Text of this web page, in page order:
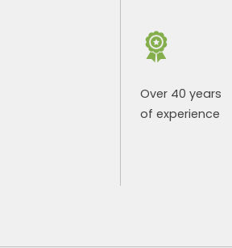
Over 40 years
of experience